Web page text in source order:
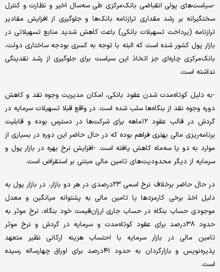
-سیاست‌‌‌های پولی انقباضی بانک‌مرکزی طی سه‌سال اخیر و نظارت و کنترل
سختگیرانه بر رشد مقداری ترازنامه بانک‌ها و جلوگیری از افزایش مقادیر
ترازنامه (پرداخت تسهیلات بانکی) باعث کاهش شدید منابع تسهیلاتی در
بازار پول کشور شده است که البته با توجه به کسری بودجه ساختاری دولت،
بانک‌مرکزی چاره‌‌‌ای جز اتخاذ این سیاست برای جلوگیری از رشد نقدینگی
نداشته است.
-به دلیل کوتاه‌‌‌مدت شدن عقود بانکی، امکان مدیریت وجوه نقد و کاهش
دوره وجوه نقد از بنگاه‎‌‌‌ها سلب شده است. در واقع قبلا تسهیلات سرمایه در
گردش در قالب عقود ۱۲ماهه برای شرکت‌ها در دسترس بوده و قابلیت
برنامه‌‌‌ریزی مالی بهتری فراهم بوده که در حال حاضر این دوره در بسیاری از
موارد به دو یا سه‌ماه کاهش یافته است. -افزایش نرخ بهره در بازار پول و
سرمایه از دیگر محدودیت‌های تامین مالی مبتنی بر استقراض است.
در حال حاضر برخلاف نرخ اسمی ۲۳درصدی در هر دو بازار، در بازار پول به
دلیل اخذ برخی کارمزدها یا تامین مالی به پشتوانه میانگین و معدل
موجودی حساب بنگاه در حساب جاری ارزان‌‌‌قیمت خود بنگاه، نرخ موثر به
حدود ۳۸‌درصد برای عقود کوتاه‌‌‌مدت و سرمایه در گردش و نرخ موثر
تامین مالی در بازار سرمایه با احتساب هزینه ارکانی نظیر متعهد
پذیره‌نویس و بازارگردان به حدود ۴۱‌درصد برای اوراق چهارساله رسیده
است.